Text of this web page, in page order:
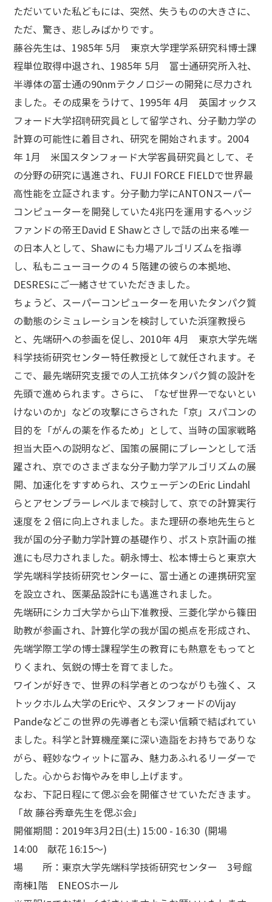
ただいていた私どもには、突然、失うものの大きさに、
ただ、驚き、悲しみばかりです。
藤谷先生は、1985年 5月 東京大学理学系研究科博士課
程単位取得中退され、1985年 5月 富士通研究所入社、
半導体の富士通の90nmテクノロジーの開発に尽力され
ました。その成果をうけて、1995年 4月 英国オックス
フォード大学招聘研究員として留学され、分子動力学の
計算の可能性に着目され、研究を開始されます。2004
年 1月 米国スタンフォード大学客員研究員として、そ
の分野の研究に邁進され、FUJI FORCE FIELDで世界最
高性能を立証されます。分子動力学にANTONスーパー
コンピューターを開発していた4兆円を運用するヘッジ
ファンドの帝王David E Shawとさしで話の出来る唯一
の日本人として、Shawにも力場アルゴリズムを指導
し、私もニューヨークの４５階建の彼らの本拠地、
DESRESにご一緒させていただきました。
ちょうど、スーパーコンピューターを用いたタンパク質
の動態のシミュレーションを検討していた浜窪教授ら
と、先端研への参画を促し、2010年 4月 東京大学先端
科学技術研究センター特任教授として就任されます。そ
こで、最先端研究支援での人工抗体タンパク質の設計を
先頭で進められます。さらに、「なぜ世界一でないとい
けないのか」などの攻撃にさらされた「京」スパコンの
目的を「がんの薬を作るため」として、当時の国家戦略
担当大臣への説明など、国策の展開にブレーンとして活
躍され、京でのさまざまな分子動力学アルゴリズムの展
開、加速化をすすめられ、スウェーデンのEric Lindahl
らとアセンブラーレベルまで検討して、京での計算実行
速度を２倍に向上されました。また理研の泰地先生らと
我が国の分子動力学計算の基礎作り、ポスト京計画の推
進にも尽力されました。朝永博士、松本博士らと東京大
学先端科学技術研究センターに、富士通との連携研究室
を設立され、医薬品設計にも邁進されました。
先端研にシカゴ大学から山下准教授、三菱化学から篠田
助教が参画され、計算化学の我が国の拠点を形成され、
先端学際工学の博士課程学生の教育にも熱意をもってと
りくまれ、気鋭の博士を育てました。
ワインが好きで、世界の科学者とのつながりも強く、ス
トックホルム大学のEricや、スタンフォードのVijay
Pandeなどこの世界の先導者とも深い信頼で結ばれてい
ました。科学と計算機産業に深い造詣をお持ちでありな
がら、軽妙なウィットに富み、魅力あふれるリーダーで
した。心からお悔やみを申し上げます。
なお、下記日程にて偲ぶ会を開催させていただきます。
「故 藤谷秀章先生を偲ぶ会」
開催期間：2019年3月2日(土) 15:00 - 16:30 (開場
14:00 献花 16:15～)
場 所：東京大学先端科学技術研究センター 3号館
南棟1階 ENEOSホール